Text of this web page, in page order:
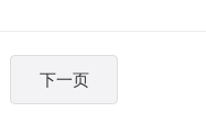
下一页